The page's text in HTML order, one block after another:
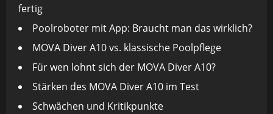
fertig
Poolroboter mit App: Braucht man das wirklich?
MOVA Diver A10 vs. klassische Poolpflege
Für wen lohnt sich der MOVA Diver A10?
Stärken des MOVA Diver A10 im Test
Schwächen und Kritikpunkte